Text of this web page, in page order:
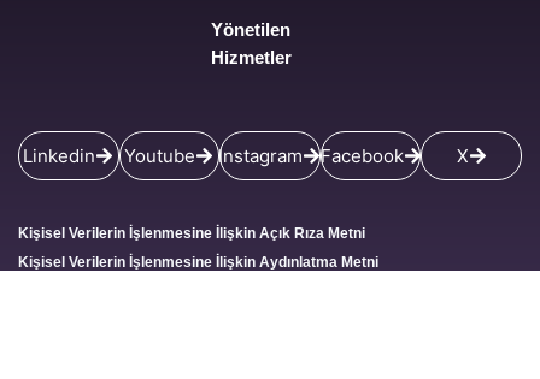
Yönetilen
Hizmetler
Linkedin Youtube Instagram Facebook X
Kişisel Verilerin İşlenmesine İlişkin Açık Rıza Metni
Kişisel Verilerin İşlenmesine İlişkin Aydınlatma Metni